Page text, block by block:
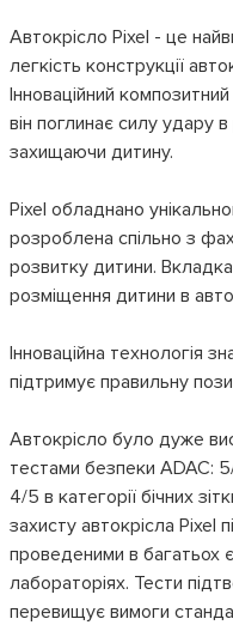
Автокрісло Pixel - це
легкість конструкції
Інноваційний
він поглинає силу удару в
захищаючи дитину.
Pixel обладнано
розроблена спільно з
розвитку дитини.
розміщення дитини в
Інноваційна технологія
підтримує правильну
Автокрісло було дуже
тестами безпеки ADAC:
4/5 в категорії бічних
захисту автокрісла Pixel
проведеними в багатьох
лабораторіях. Тести
перевищує вимоги